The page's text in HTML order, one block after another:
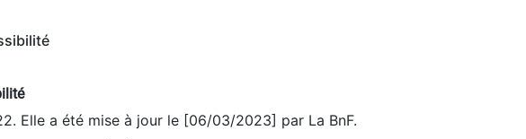
Elle a été mise à jour le [06/03/2023] par La BnF.